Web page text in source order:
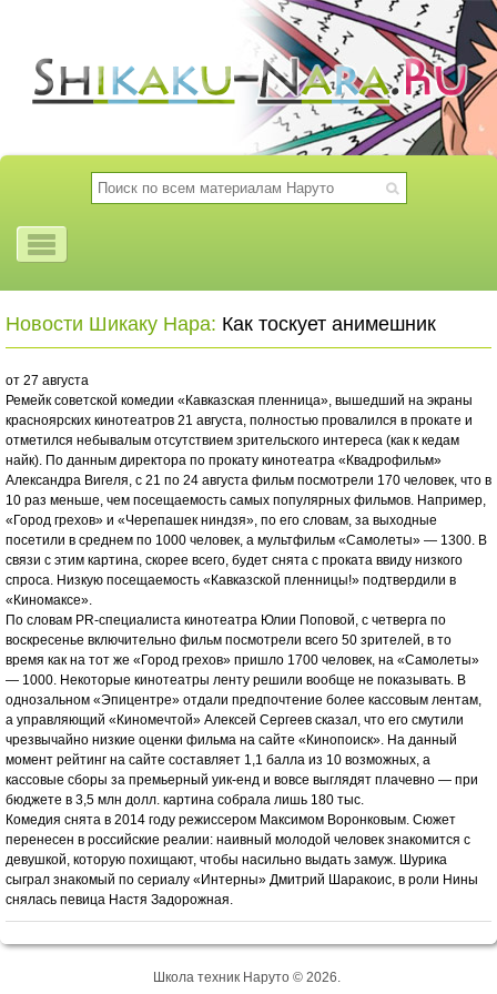
Новости Шикаку Нара: Как тоскует анимешник
от 27 августа
Ремейк советской комедии «Кавказская пленница», вышедший на экраны
красноярских кинотеатров 21 августа, полностью провалился в прокате и
отметился небывалым отсутствием зрительского интереса (как к кедам
найк). По данным директора по прокату кинотеатра «Квадрофильм»
Александра Вигеля, с 21 по 24 августа фильм посмотрели 170 человек, что в
10 раз меньше, чем посещаемость самых популярных фильмов. Например,
«Город грехов» и «Черепашек ниндзя», по его словам, за выходные
посетили в среднем по 1000 человек, а мультфильм «Самолеты» — 1300. В
связи с этим картина, скорее всего, будет снята с проката ввиду низкого
спроса. Низкую посещаемость «Кавказской пленницы!» подтвердили в
«Киномаксе».
По словам PR-специалиста кинотеатра Юлии Поповой, с четверга по
воскресенье включительно фильм посмотрели всего 50 зрителей, в то
время как на тот же «Город грехов» пришло 1700 человек, на «Самолеты»
— 1000. Некоторые кинотеатры ленту решили вообще не показывать. В
однозальном «Эпицентре» отдали предпочтение более кассовым лентам,
а управляющий «Киномечтой» Алексей Сергеев сказал, что его смутили
чрезвычайно низкие оценки фильма на сайте «Кинопоиск». На данный
момент рейтинг на сайте составляет 1,1 балла из 10 возможных, а
кассовые сборы за премьерный уик-енд и вовсе выглядят плачевно — при
бюджете в 3,5 млн долл. картина собрала лишь 180 тыс.
Комедия снята в 2014 году режиссером Максимом Воронковым. Сюжет
перенесен в российские реалии: наивный молодой человек знакомится с
девушкой, которую похищают, чтобы насильно выдать замуж. Шурика
сыграл знакомый по сериалу «Интерны» Дмитрий Шаракоис, в роли Нины
снялась певица Настя Задорожная.
Школа техник Наруто © 2026.